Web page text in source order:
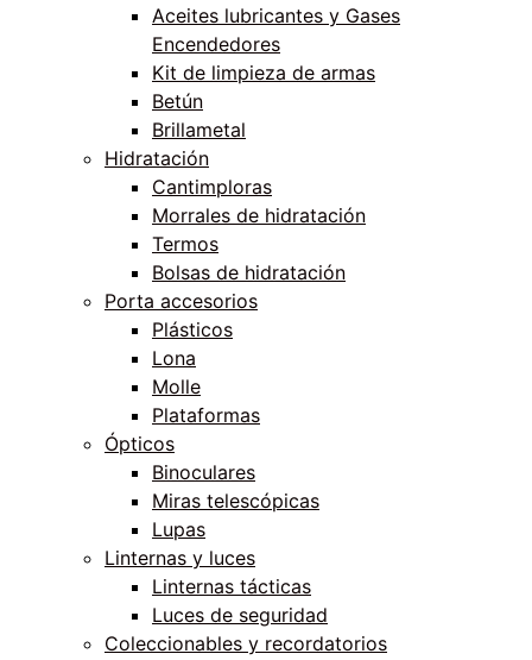
Aceites lubricantes y Gases
Encendedores
Kit de limpieza de armas
Betún
Brillametal
Hidratación
Cantimploras
Morrales de hidratación
Termos
Bolsas de hidratación
Porta accesorios
Plásticos
Lona
Molle
Plataformas
Ópticos
Binoculares
Miras telescópicas
Lupas
Linternas y luces
Linternas tácticas
Luces de seguridad
Coleccionables y recordatorios